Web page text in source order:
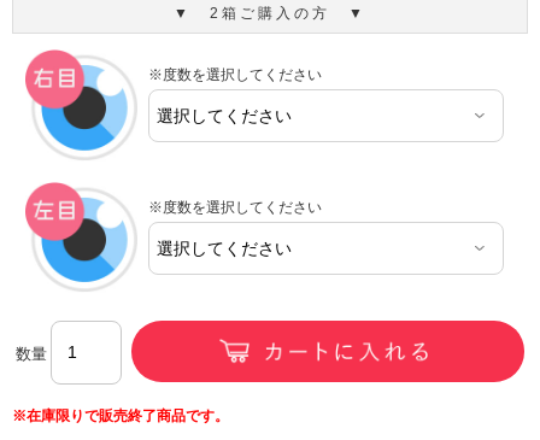
▼ 2箱ご購入の方 ▼
※度数を選択してください
※度数を選択してください
数量
※在庫限りで販売終了商品です。